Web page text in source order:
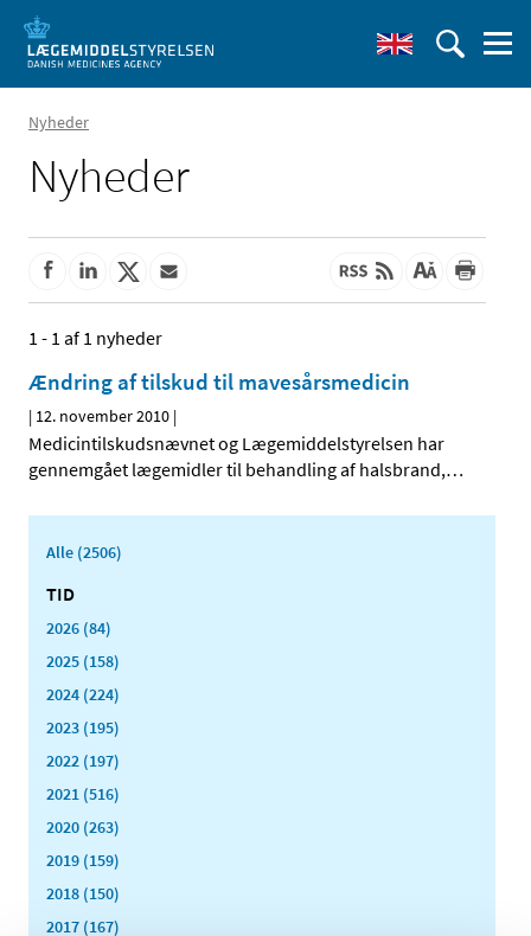
Nyheder
Nyheder
1 - 1 af 1 nyheder
Ændring af tilskud til mavesårsmedicin
| 12. november 2010 |
Medicintilskudsnævnet og Lægemiddelstyrelsen har
gennemgået lægemidler til behandling af halsbrand,…
Alle (2506)
TID
2026 (84)
2025 (158)
2024 (224)
2023 (195)
2022 (197)
2021 (516)
2020 (263)
2019 (159)
2018 (150)
2017 (167)